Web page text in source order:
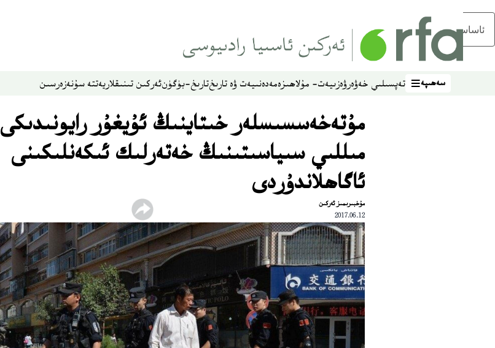
ئاساسلىق مەزمۇنغا ئاتلاڭ
سەھىپە
سەھىپە تەپسىلىي خەۋەرۋەزىيەت- مۇلاھىزەمەدەنىيەت ۋە تارىختارىخ-بۈگۈنئەركىن تىنىقلاريەتتە سۇنەزەرسىن
مۇتەخەسسىسلەر خىتاينىڭ ئۇيغۇر رايونىدىكى
مىللىي سىياسىتىنىڭ خەتەرلىك ئىكەنلىكىنى
ئاگاھلاندۇردى
مۇخبىرىمىز ئەركىن
2017.06.12